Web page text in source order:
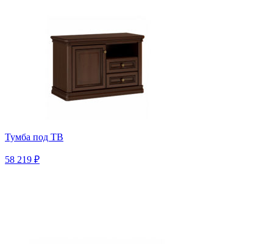
Тумба под ТВ
58 219 ₽